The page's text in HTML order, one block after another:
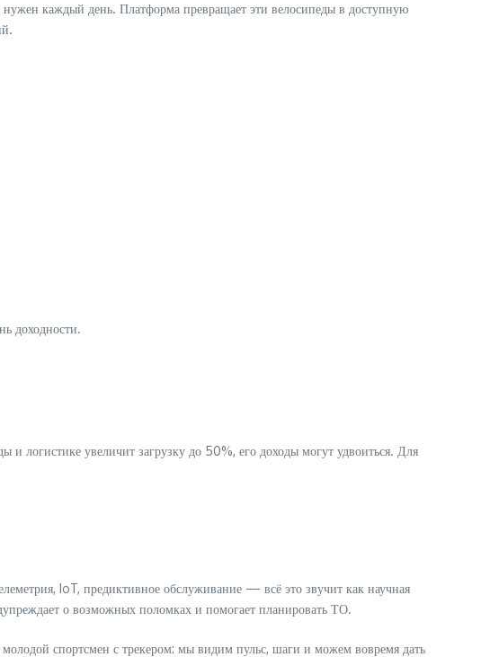
каждый день. Платформа превращает эти велосипеды в доступную
доходности.
и логистике увеличит загрузку до 50%, его доходы могут удвоиться. Для
IoT, предиктивное обслуживание — всё это звучит как научная
о возможных поломках и помогает планировать ТО.
спортсмен с трекером: мы видим пульс, шаги и можем вовремя дать